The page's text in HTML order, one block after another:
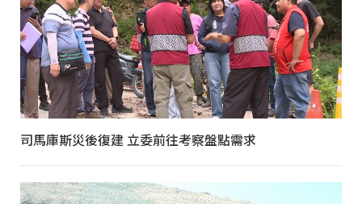
司馬庫斯災後復建 立委前往考察盤點需求